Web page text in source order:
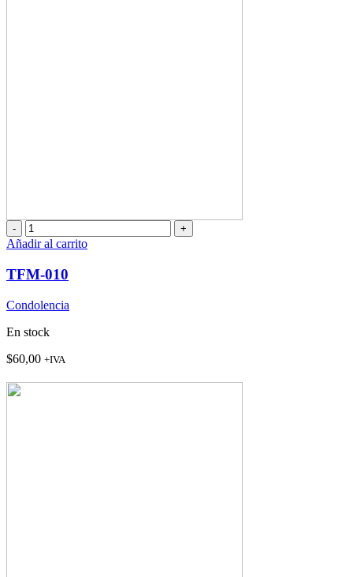
TFM-
010
Añadir al carrito
TFM-010
Condolencia
En stock
$60,00 +IVA